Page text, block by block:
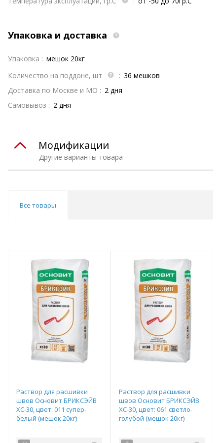
Упаковка и доставка
Упаковка : мешок 20кг
Количество на поддоне, шт
: 36 мешков
Доставка по Москве и МО : 2 дня
Самовывоз : 2 дня
Другие варианты товара
Модификации
Все товары
Раствор для расшивки
швов Основит БРИКСЭЙВ
ХС-30, цвет: 011 супер-
белый (мешок 20кг)
Раствор для расшивки
швов Основит БРИКСЭЙВ
ХС-30, цвет: 061 светло-
голубой (мешок 20кг)